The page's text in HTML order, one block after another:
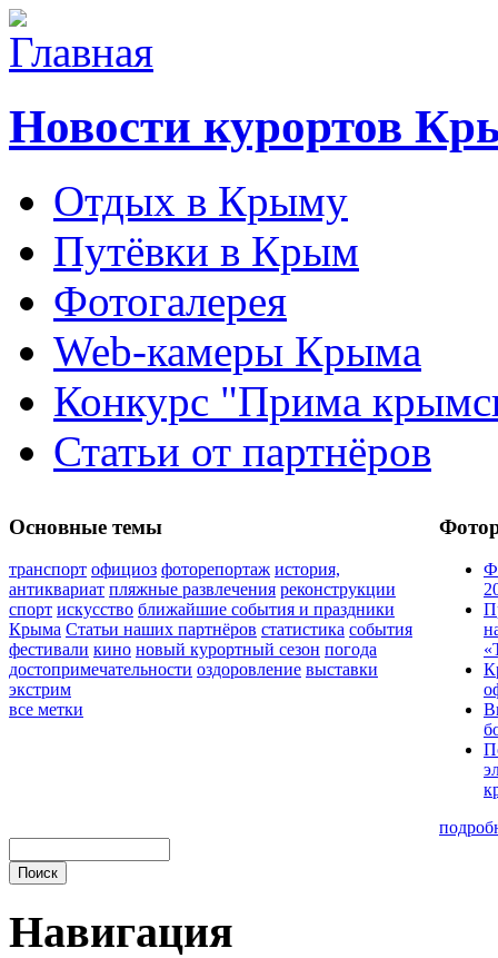
Новости курортов
Отдых в Крыму
Путёвки в Крым
Фотогалерея
Web-камеры Крыма
Конкурс "Прима
Статьи от партнёров
Основные темы
транспорт официоз фоторепортаж история,
антиквариат пляжные развлечения реконструкции
спорт искусство ближайшие события и праздники
Крыма Статьи наших партнёров статистика события
фестивали кино новый курортный сезон погода
достопримечательности оздоровление выставки
экстрим
все метки
Навигация